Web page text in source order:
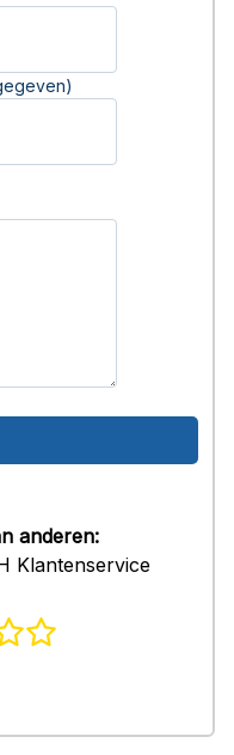
anderen:
Klantenservice